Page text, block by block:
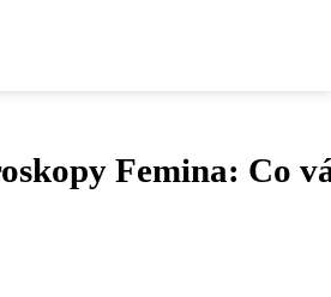
Femina: Co